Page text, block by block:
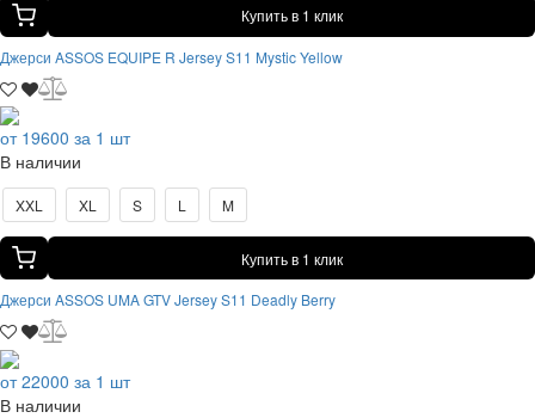
Купить в 1 клик
Джерси ASSOS EQUIPE R Jersey S11 Mystic Yellow
от 19600 за 1 шт
В наличии
XXL XL S L M
Купить в 1 клик
Джерси ASSOS UMA GTV Jersey S11 Deadly Berry
от 22000 за 1 шт
В наличии